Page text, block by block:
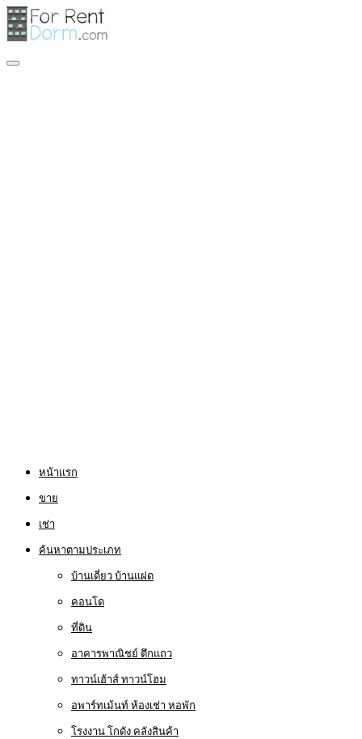
หน้าแรก
ขาย
เช่า
ค้นหาตามประเภท
บ้านเดี่ยว บ้านแฝด
คอนโด
ที่ดิน
อาคารพาณิชย์ ตึกแถว
ทาวน์เฮ้าส์ ทาวน์โฮม
อพาร์ทเม้นท์ ห้องเช่า หอพัก
โรงงาน โกดัง คลังสินค้า